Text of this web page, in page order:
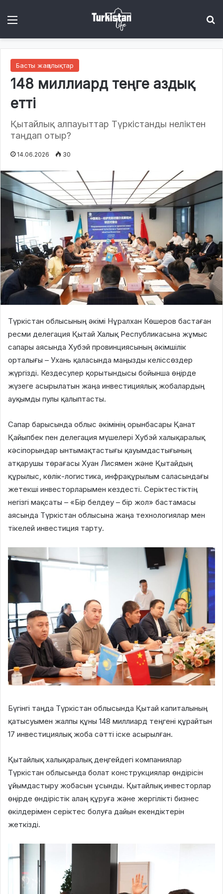
Басты жаңалықтар
148 миллиард теңге аздық
етті
Қытайлық алпауыттар Түркістанды неліктен
таңдап отыр?
14.06.2026 30
Түркістан облысының әкімі Нұралхан Көшеров бастаған
ресми делегация Қытай Халық Республикасына жұмыс
сапары аясында Хубэй провинциясының әкімшілік
орталығы – Ухань қаласында маңызды келіссөздер
жүргізді. Кездесулер қорытындысы бойынша өңірде
жүзеге асырылатын жаңа инвестициялық жобалардың
ауқымды пулы қалыптасты.
Сапар барысында облыс әкімінің орынбасары Қанат
Қайыпбек пен делегация мүшелері Хубэй халықаралық
кәсіпорындар ынтымақтастығы қауымдастығының
атқарушы төрағасы Хуан Лисямен және Қытайдың
құрылыс, көлік-логистика, инфрақұрылым саласындағы
жетекші инвесторларымен кездесті. Серіктестіктің
негізгі мақсаты – «Бір белдеу – бір жол» бастамасы
аясында Түркістан облысына жаңа технологиялар мен
тікелей инвестиция тарту.
Бүгінгі таңда Түркістан облысында Қытай капиталының
қатысуымен жалпы құны 148 миллиард теңгені құрайтын
17 инвестициялық жоба сәтті іске асырылған.
Қытайлық халықаралық деңгейдегі компаниялар
Түркістан облысында болат конструкциялар өндірісін
ұйымдастыру жобасын ұсынды. Қытайлық инвесторлар
өңірде өндірістік алаң құруға және жергілікті бизнес
өкілдерімен серіктес болуға дайын екендіктерін
жеткізді.